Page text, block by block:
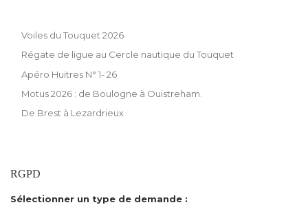
Voiles du Touquet 2026
Régate de ligue au Cercle nautique du Touquet
Apéro Huitres N° 1- 26
Motus 2026 : de Boulogne à Ouistreham.
De Brest à Lezardrieux
RGPD
Sélectionner un type de demande :